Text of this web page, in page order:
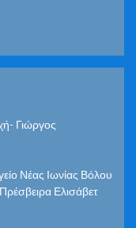
Γιώργος
Νέας Ιωνίας Βόλου
Ελισάβετ